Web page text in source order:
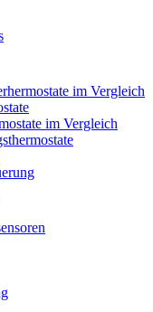
im Vergleich
im Vergleich